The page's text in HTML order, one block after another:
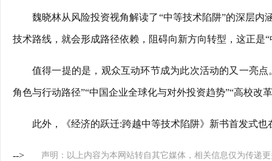
魏晓林从风险投资视角解读了“中等技术陷阱”的深层
技术路线，就会形成路径依赖，阻碍向新方向转型，这正是
值得一提的是，观众互动环节成为此次活动的又一亮
角色与行动路径”“中国企业全球化与对外投资趋势”“高校
此外，《经济的跃迁:跨越中等技术陷阱》新书首发式
--> 声明：以上内容为本网站转自其它媒体，相关信息仅为传递